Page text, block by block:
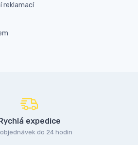
reklamací
expedice
objednávek do 24 hodin